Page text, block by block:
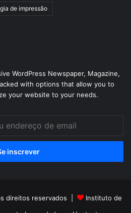
de impressão
WordPress Newspaper, Magazine,
with options that allow you to
your website to your needs.
direitos reservados |
Instituto de